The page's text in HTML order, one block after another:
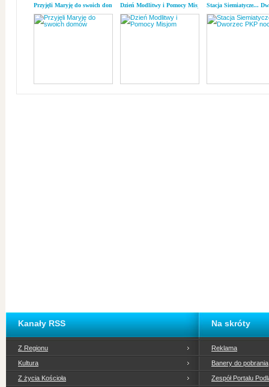
Przyjęli Maryję do swoich domówDzień Modlitwy i Pomocy MisjomStacja Siemiatycze...
Kanały RSS
Z Regionu
Kultura
Z życia Kościoła
Na skróty
Reklama
Banery do pobrania
Zespół Portalu